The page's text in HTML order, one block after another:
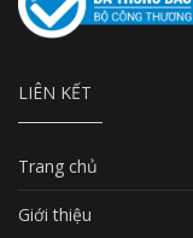
LIÊN KẾT
Trang chủ
Giới thiệu